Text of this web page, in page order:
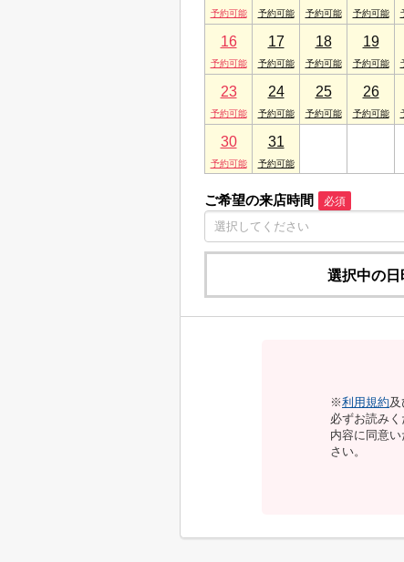
16 17 18 19
23 24 25 26
30 31
ご希望の来店時間 必須
選択中の日
※利用規約及
必ずお読みく
内容に同意
さい。